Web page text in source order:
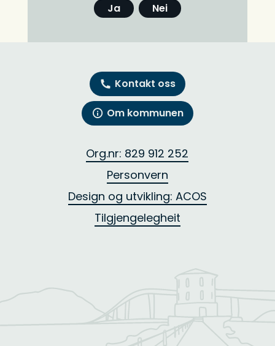
Ja Nei
Kontakt oss
Om kommunen
Org.nr: 829 912 252
Personvern
Design og utvikling: ACOS
Tilgjengelegheit